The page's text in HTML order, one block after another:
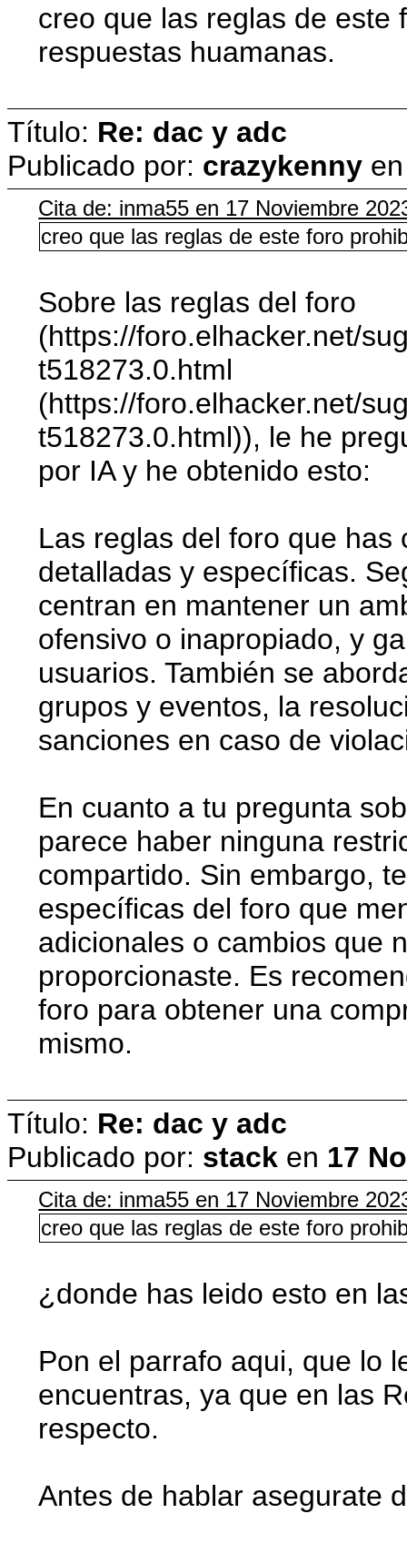
creo que las reglas de este
respuestas huamanas.
Título: Re: dac y adc
Publicado por: crazykenny
Cita de: inma55 en 17 Noviembre
creo que las reglas de este foro
Sobre las reglas del foro
(https://foro.elhacker.net/
t518273.0.html
(https://foro.elhacker.net/
t518273.0.html)), le he
por IA y he obtenido esto:
Las reglas del foro que
detalladas y específicas.
centran en mantener un
ofensivo o inapropiado, y
usuarios. También se
grupos y eventos, la
sanciones en caso de
En cuanto a tu pregunta
parece haber ninguna
compartido. Sin embargo,
específicas del foro que
adicionales o cambios que
proporcionaste. Es
foro para obtener una
mismo.
Título: Re: dac y adc
Publicado por: stack en 17
Cita de: inma55 en 17 Noviembre
creo que las reglas de este foro
¿donde has leido esto en
Pon el parrafo aqui, que lo
encuentras, ya que en las
respecto.
Antes de hablar asegurate